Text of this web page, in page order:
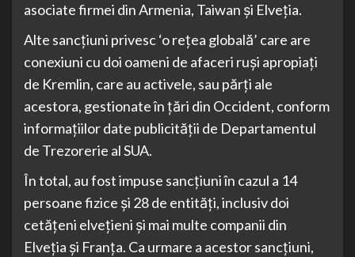
asociate firmei din Armenia, Taiwan şi Elveţia.
Alte sancţiuni privesc ‘o reţea globală’ care are
conexiuni cu doi oameni de afaceri ruşi apropiaţi
de Kremlin, care au activele, sau părţi ale
acestora, gestionate în ţări din Occident, conform
informaţiilor date publicităţii de Departamentul
de Trezorerie al SUA.
În total, au fost impuse sancţiuni în cazul a 14
persoane fizice şi 28 de entităţi, inclusiv doi
cetăţeni elveţieni şi mai multe companii din
Elveţia şi Franţa. Ca urmare a acestor sancţiuni,